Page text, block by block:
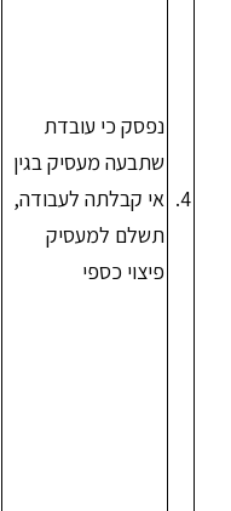
4.
נפסק כי עובדת
שתבעה מעסיק בגין
אי קבלתה לעבודה,
תשלם למעסיק
פיצוי כספי